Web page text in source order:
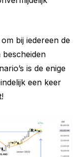
bij iedereen de
bescheiden
is de enige
een keer